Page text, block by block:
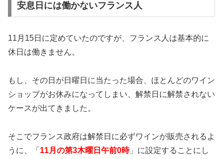
安息日には働かないフランス人
11月15日に定めていたのですが、フランス人は基本的に
休日は働きません。
もし、その日が日曜日に当たった場合、ほとんどのワイン
ショップがお休みになってしまい、解禁日に解禁されない
ケースが出てきました。
そこでフランス政府は解禁日に必ずワインが販売されるよ
うに、「 11月の第3木曜日午前0時」に設定することにし